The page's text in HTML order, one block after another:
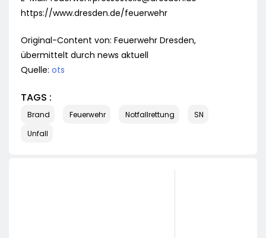
https://www.dresden.de/feuerwehr
Original-Content von: Feuerwehr Dresden,
übermittelt durch news aktuell
Quelle: ots
TAGS :
Brand Feuerwehr Notfallrettung
SN
Unfall